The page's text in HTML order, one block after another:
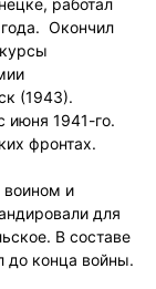
Окончил
(1943).
июня 1941-го.
фронтах.
и
для
В составе
до конца войны.